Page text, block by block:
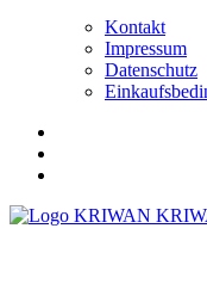
Kontakt
Impressum
Datenschutz